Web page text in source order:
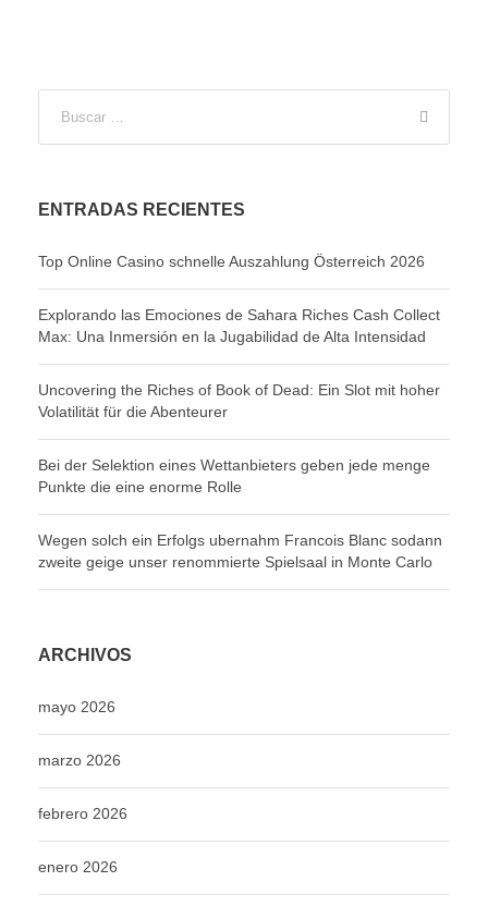
ENTRADAS RECIENTES
Top Online Casino schnelle Auszahlung Österreich 2026
Explorando las Emociones de Sahara Riches Cash Collect
Max: Una Inmersión en la Jugabilidad de Alta Intensidad
Uncovering the Riches of Book of Dead: Ein Slot mit hoher
Volatilität für die Abenteurer
Bei der Selektion eines Wettanbieters geben jede menge
Punkte die eine enorme Rolle
Wegen solch ein Erfolgs ubernahm Francois Blanc sodann
zweite geige unser renommierte Spielsaal in Monte Carlo
ARCHIVOS
mayo 2026
marzo 2026
febrero 2026
enero 2026